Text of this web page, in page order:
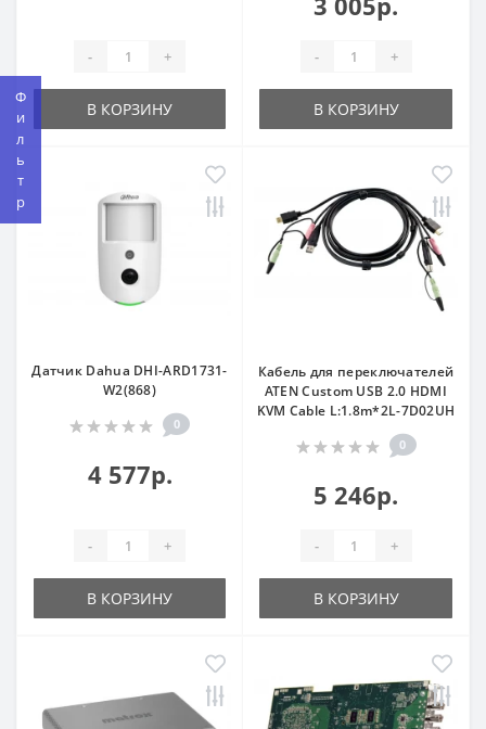
Фильтр
- +
В КОРЗИНУ
- +
В КОРЗИНУ
Датчик Dahua DHI-ARD1731-
W2(868)
0
4 577р.
- +
В КОРЗИНУ
Кабель для переключателей
ATEN Custom USB 2.0 HDMI
KVM Cable L:1.8m*2L-7D02UH
0
5 246р.
- +
В КОРЗИНУ